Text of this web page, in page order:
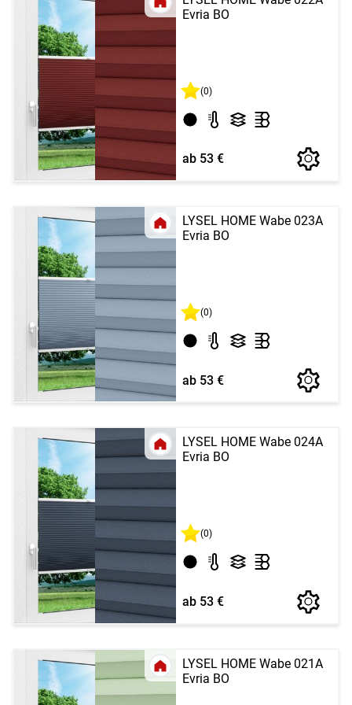
Evria BO
(0)
ab 53 €
LYSEL HOME Wabe 023A
Evria BO
(0)
ab 53 €
LYSEL HOME Wabe 024A
Evria BO
(0)
ab 53 €
LYSEL HOME Wabe 021A
Evria BO